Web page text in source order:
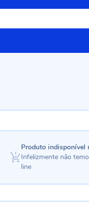
Produto indisponível
Infelizmente não
line